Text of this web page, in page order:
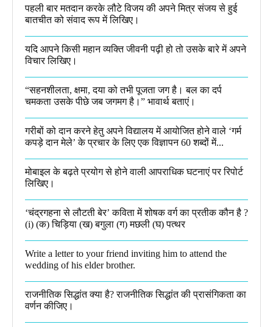
पहली बार मतदान करके लौटे विजय की अपने मित्र संजय से हुई
बातचीत को संवाद रूप में लिखिए।
यदि आपने किसी महान व्यक्ति जीवनी पढ़ी हो तो उसके बारे में अपने
विचार लिखिए।
“सहनशीलता, क्षमा, दया को तभी पूजता जग है। बल का दर्प
चमकता उसके पीछे जब जगमग है।”​ भावार्थ बताएं।
गरीबों को दान करने हेतु अपने विद्यालय में आयोजित होने वाले ‘गर्म
कपड़े दान मेले’ के प्रचार के लिए एक विज्ञापन 60 शब्दों में...
मोबाइल के बढ़ते प्रयोग से होने वाली आपराधिक घटनाएं पर रिपोर्ट
लिखिए।
‘चंद्रगहना से लौटती बेर’ कविता में शोषक वर्ग का प्रतीक कौन है ?
(i) (क) चिड़िया (ख) बगुला (ग) मछली (घ) पत्थर
Write a letter to your friend inviting him to attend the
wedding of his elder brother.
राजनीतिक सिद्धांत क्या है? राजनीतिक सिद्धांत की प्रासंगिकता का
वर्णन कीजिए।